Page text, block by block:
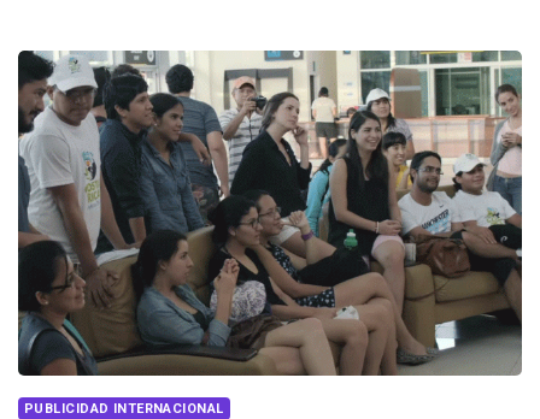
PUBLICIDAD INTERNACIONAL